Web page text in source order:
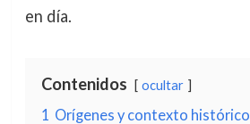
en día.
Contenidos ocultar
1 Orígenes y contexto histórico